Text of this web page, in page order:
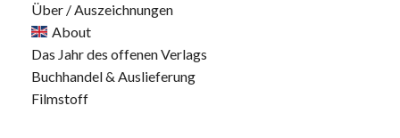
Über / Auszeichnungen
About
Das Jahr des offenen Verlags
Buchhandel & Auslieferung
Filmstoff